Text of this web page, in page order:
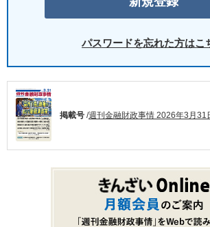
パスワードを忘れた方はこ
掲載号 /週刊金融財政事情 2026年3月31